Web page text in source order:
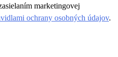
marketingovej
ochrany osobných údajov.